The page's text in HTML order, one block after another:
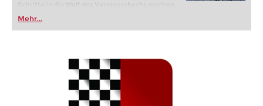
Schritte in die Welt des Vereinsschachs machen
oder bereits auf Turnierniveau spielen: Mit
FRITZ trainieren Sie effizienter, intelligenter und
individueller als je zuvor.
Mehr...